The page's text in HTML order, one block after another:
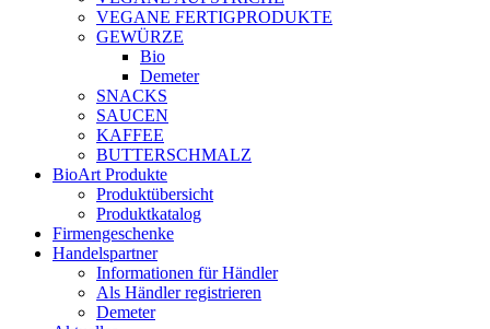
VEGANE FERTIGPRODUKTE
GEWÜRZE
Bio
Demeter
SNACKS
SAUCEN
KAFFEE
BUTTERSCHMALZ
BioArt Produkte
Produktübersicht
Produktkatalog
Firmengeschenke
Handelspartner
Informationen für Händler
Als Händler registrieren
Demeter